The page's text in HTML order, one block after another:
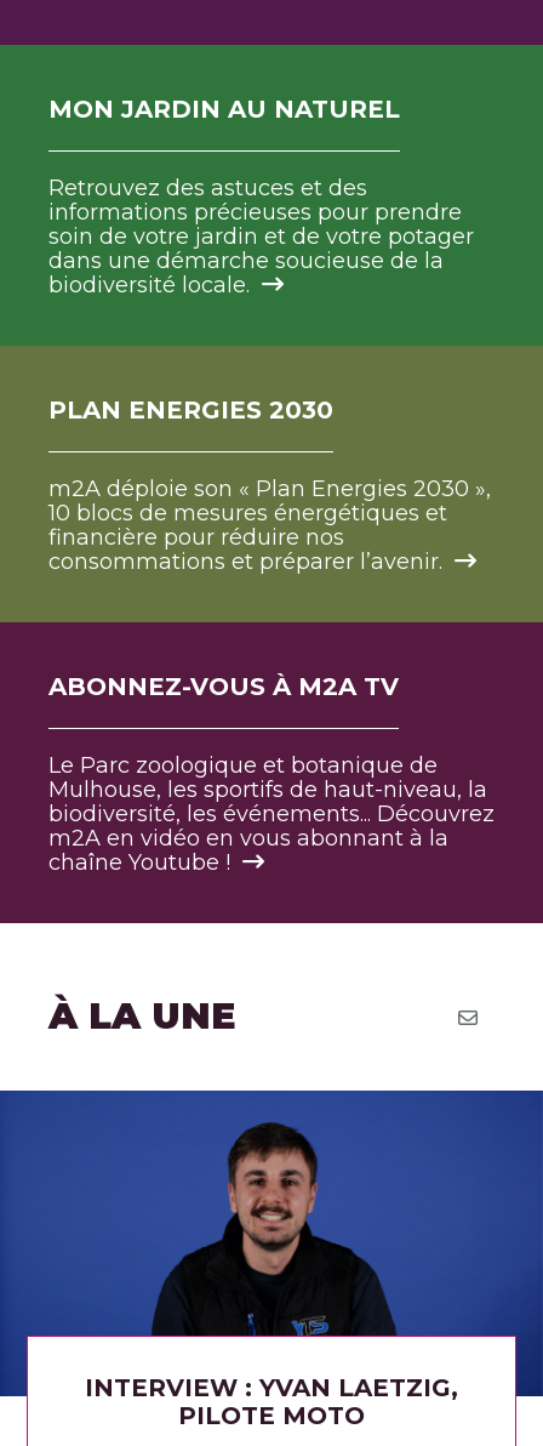
MON JARDIN AU NATUREL
Retrouvez des astuces et des
informations précieuses pour prendre
soin de votre jardin et de votre potager
dans une démarche soucieuse de la
biodiversité locale.
PLAN ENERGIES 2030
m2A déploie son « Plan Energies 2030 »,
10 blocs de mesures énergétiques et
financière pour réduire nos
consommations et préparer l’avenir.
ABONNEZ-VOUS À M2A TV
Le Parc zoologique et botanique de
Mulhouse, les sportifs de haut-niveau, la
biodiversité, les événements... Découvrez
m2A en vidéo en vous abonnant à la
chaîne Youtube !
À LA UNE
INTERVIEW : YVAN LAETZIG,
PILOTE MOTO